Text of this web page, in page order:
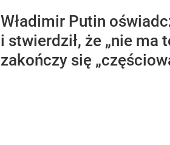
Władimir Putin
i stwierdził, że „nie ma
zakończy się